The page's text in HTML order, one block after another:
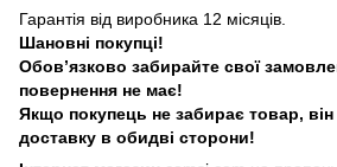
Гарантія від виробника 12 місяців.
Шановні покупці!
Обовʼязково забирайте свої
повернення не має!
Якщо покупець не забирає товар,
доставку в обидві сторони!